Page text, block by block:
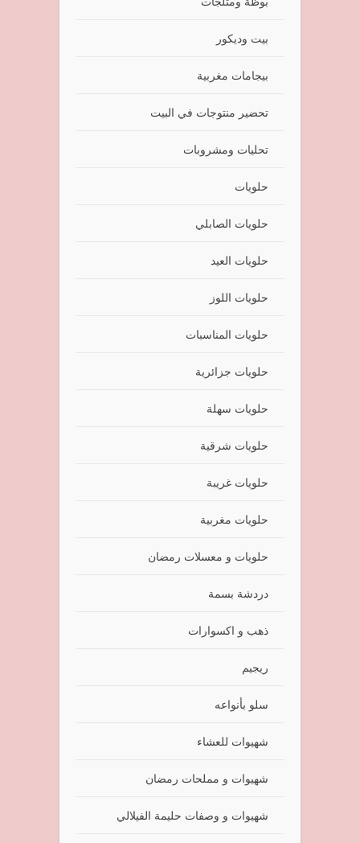
بيت وديكور
بيجامات مغربية
تحضير منتوجات في البيت
تحليات ومشروبات
حلويات
حلويات الصابلي
حلويات العيد
حلويات اللوز
حلويات المناسبات
حلويات جزائرية
حلويات سهلة
حلويات شرقية
حلويات غريبة
حلويات مغربية
حلويات و معسلات رمضان
دردشة بسمة
ذهب و اكسوارات
ريجيم
سلو بأنواعه
شهيوات للعشاء
شهيوات و مملحات رمضان
شهيوات و وصفات حليمة الفيلالي